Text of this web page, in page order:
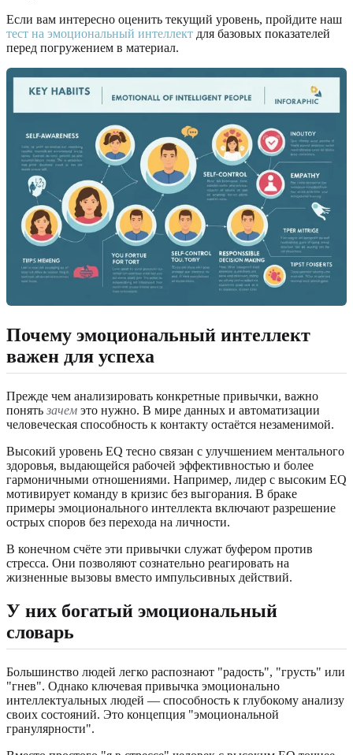
Если вам интересно оценить текущий уровень, пройдите наш
тест на эмоциональный интеллект для базовых показателей
перед погружением в материал.
Почему эмоциональный интеллект
важен для успеха
Прежде чем анализировать конкретные привычки, важно
понять зачем это нужно. В мире данных и автоматизации
человеческая способность к контакту остаётся незаменимой.
Высокий уровень EQ тесно связан с улучшением ментального
здоровья, выдающейся рабочей эффективностью и более
гармоничными отношениями. Например, лидер с высоким EQ
мотивирует команду в кризис без выгорания. В браке
примеры эмоционального интеллекта включают разрешение
острых споров без перехода на личности.
В конечном счёте эти привычки служат буфером против
стресса. Они позволяют сознательно реагировать на
жизненные вызовы вместо импульсивных действий.
У них богатый эмоциональный
словарь
Большинство людей легко распознают "радость", "грусть" или
"гнев". Однако ключевая привычка эмоционально
интеллектуальных людей — способность к глубокому анализу
своих состояний. Это концепция "эмоциональной
гранулярности".